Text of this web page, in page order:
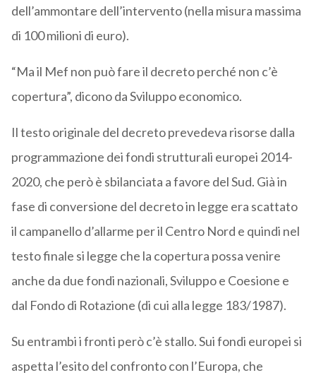
dell’ammontare dell’intervento (nella misura massima
di 100 milioni di euro).
“Ma il Mef non può fare il decreto perché non c’è
copertura”, dicono da Sviluppo economico.
Il testo originale del decreto prevedeva risorse dalla
programmazione dei fondi strutturali europei 2014-
2020, che però è sbilanciata a favore del Sud. Già in
fase di conversione del decreto in legge era scattato
il campanello d’allarme per il Centro Nord e quindi nel
testo finale si legge che la copertura possa venire
anche da due fondi nazionali, Sviluppo e Coesione e
dal Fondo di Rotazione (di cui alla legge 183/1987).
Su entrambi i fronti però c’è stallo. Sui fondi europei si
aspetta l’esito del confronto con l’Europa, che